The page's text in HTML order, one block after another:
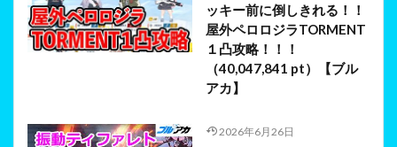
ッキー前に倒しきれる！！
屋外ペロロジラTORMENT
１凸攻略！！！
（40,047,841 pt）【ブル
アカ】
2026年6月26日